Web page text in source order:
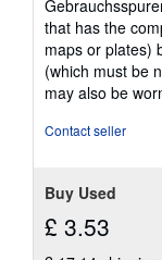
that has the
maps or plates)
(which must be
may also be
Contact seller
Buy Used
£ 3.53